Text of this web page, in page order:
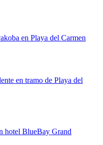
en Playa del Carmen
en tramo de Playa del
hotel BlueBay Grand